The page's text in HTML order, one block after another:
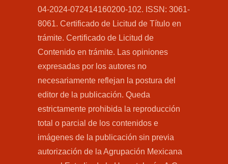
04-2024-072414160200-102. ISSN: 3061-
8061. Certificado de Licitud de Título en
trámite. Certificado de Licitud de
Contenido en trámite. Las opiniones
expresadas por los autores no
necesariamente reflejan la postura del
editor de la publicación. Queda
estrictamente prohibida la reproducción
total o parcial de los contenidos e
imágenes de la publicación sin previa
autorización de la Agrupación Mexicana